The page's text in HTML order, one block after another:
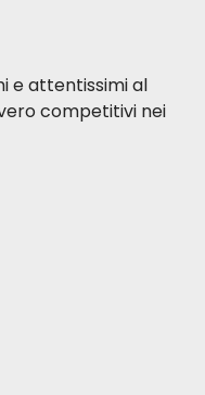
e attentissimi al
competitivi nei